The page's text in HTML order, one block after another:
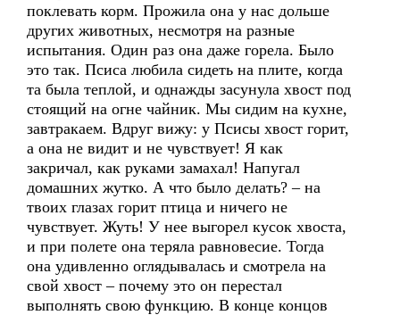
поклевать корм. Прожила она у нас дольше
других животных, несмотря на разные
испытания. Один раз она даже горела. Было
это так. Псиса любила сидеть на плите, когда
та была теплой, и однажды засунула хвост под
стоящий на огне чайник. Мы сидим на кухне,
завтракаем. Вдруг вижу: у Псисы хвост горит,
а она не видит и не чувствует! Я как
закричал, как руками замахал! Напугал
домашних жутко. А что было делать? – на
твоих глазах горит птица и ничего не
чувствует. Жуть! У нее выгорел кусок хвоста,
и при полете она теряла равновесие. Тогда
она удивленно оглядывалась и смотрела на
свой хвост – почему это он перестал
выполнять свою функцию. В конце концов